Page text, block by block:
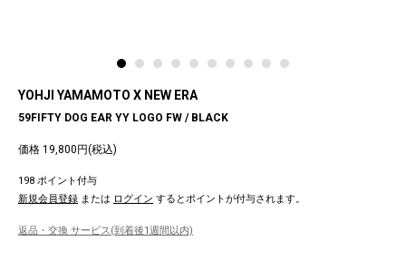
YOHJI YAMAMOTO X NEW ERA
59FIFTY DOG EAR YY LOGO FW / BLACK
価格 19,800円(税込)
198 ポイント付与
新規会員登録 または ログイン するとポイントが付与されます。
返品・交換 サービス(到着後1週間以内)